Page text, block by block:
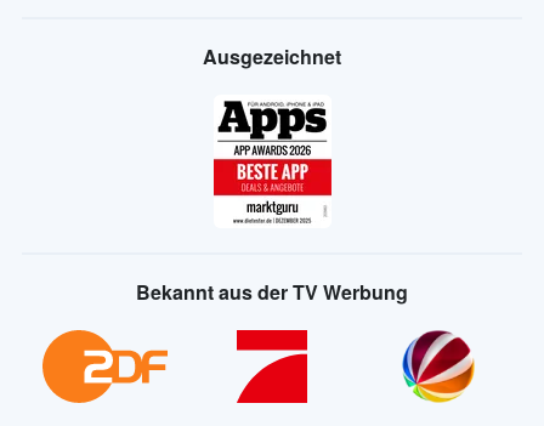
Ausgezeichnet
Bekannt aus der TV Werbung